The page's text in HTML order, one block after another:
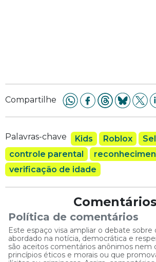
Compartilhe
Palavras-chave Kids Roblox
controle parental
verificação de idade
Comentários
Política de comentários
Este espaço visa ampliar o debate sobre
abordado na notícia, democrática e
são aceitos comentários anônimos nem
princípios éticos e morais ou que